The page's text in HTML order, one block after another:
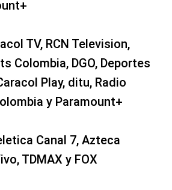
TV, RCN Television,
Colombia, DGO, Deportes
Play, ditu, Radio
y Paramount+
Canal 7, Azteca
TDMAX y FOX